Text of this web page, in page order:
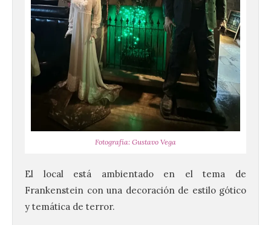
Fotografía: Gustavo Vega
El local está ambientado en el tema de
Frankenstein con una decoración de estilo gótico
y temática de terror.